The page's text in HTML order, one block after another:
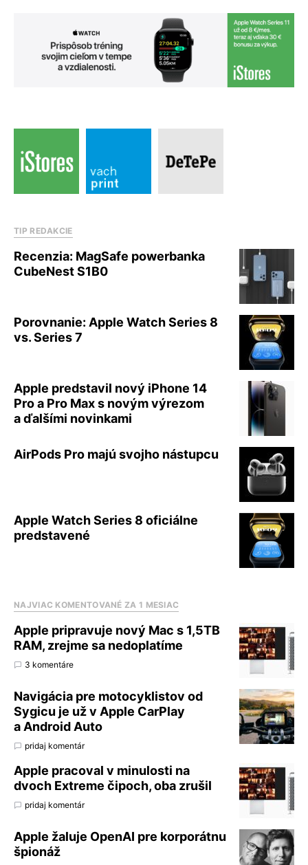
TIP REDAKCIE
Recenzia: MagSafe powerbanka
CubeNest S1B0
Porovnanie: Apple Watch Series 8
vs. Series 7
Apple predstavil nový iPhone 14
Pro a Pro Max s novým výrezom
a ďalšími novinkami
AirPods Pro majú svojho nástupcu
Apple Watch Series 8 oficiálne
predstavené
NAJVIAC KOMENTOVANÉ ZA 1 MESIAC
Apple pripravuje nový Mac s 1,5TB
RAM, zrejme sa nedoplatíme
3 komentáre
Navigácia pre motocyklistov od
Sygicu je už v Apple CarPlay
a Android Auto
pridaj komentár
Apple pracoval v minulosti na
dvoch Extreme čipoch, oba zrušil
pridaj komentár
Apple žaluje OpenAI pre korporátnu
špionáž